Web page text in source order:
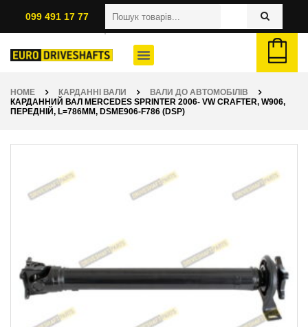
099 491 17 77
HOME КАРДАННІ ВАЛИ
ВАЛИ ДО АВТОМОБІЛІВ
КАРДАННИЙ ВАЛ MERCEDES SPRINTER 2006- VW CRAFTER, W906,
ПЕРЕДНІЙ, L=786ММ, DSME906-F786 (DSP)